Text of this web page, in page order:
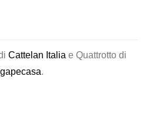
Cattelan Italia e Quattrotto di
.